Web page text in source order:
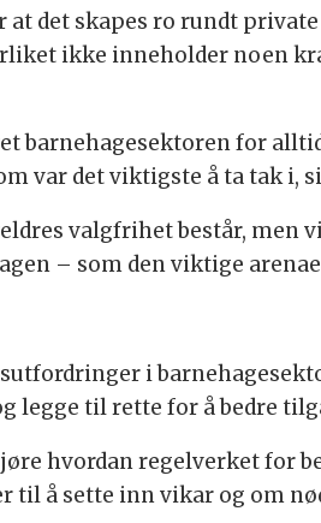
det skapes ro rundt
ikke inneholder noen
barnehagesektoren for
var det viktigste å ta tak i,
valgfrihet består, men
– som den viktige
i
legge til rette for å bedre
hvordan regelverket for
å sette inn vikar og om